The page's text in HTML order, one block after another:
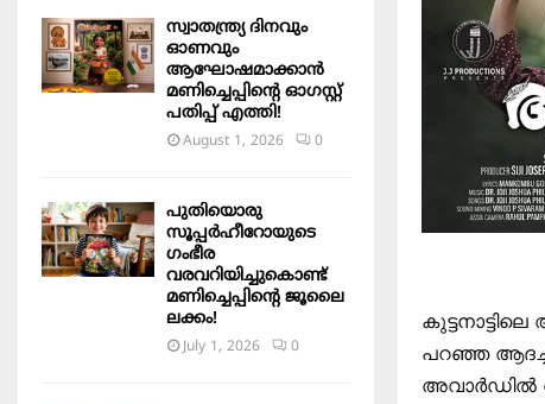
പറഞ്ഞ
അവാർഡിൽ
സ്വാതന്ത്ര്യ ദിനവും
ഓണവും
ആഘോഷമാക്കാൻ
മണിച്ചെപ്പിന്റെ ഓഗസ്റ്റ്
പതിപ്പ് എത്തി!
August 1, 2026 0
പുതിയൊരു
സൂപ്പർഹീറോയുടെ
ഗംഭീര
വരവറിയിച്ചുകൊണ്ട്
മണിച്ചെപ്പിന്റെ ജൂലൈ
ലക്കം!
July 1, 2026 0